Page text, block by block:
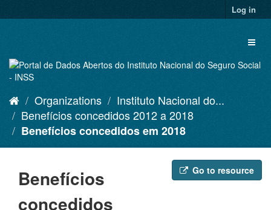
to
Log in
Organizations
Instituto Nacional do...
Benefícios concedidos 2012 a 2018
Benefícios concedidos em 2018
Go to resource
Benefícios
concedidos